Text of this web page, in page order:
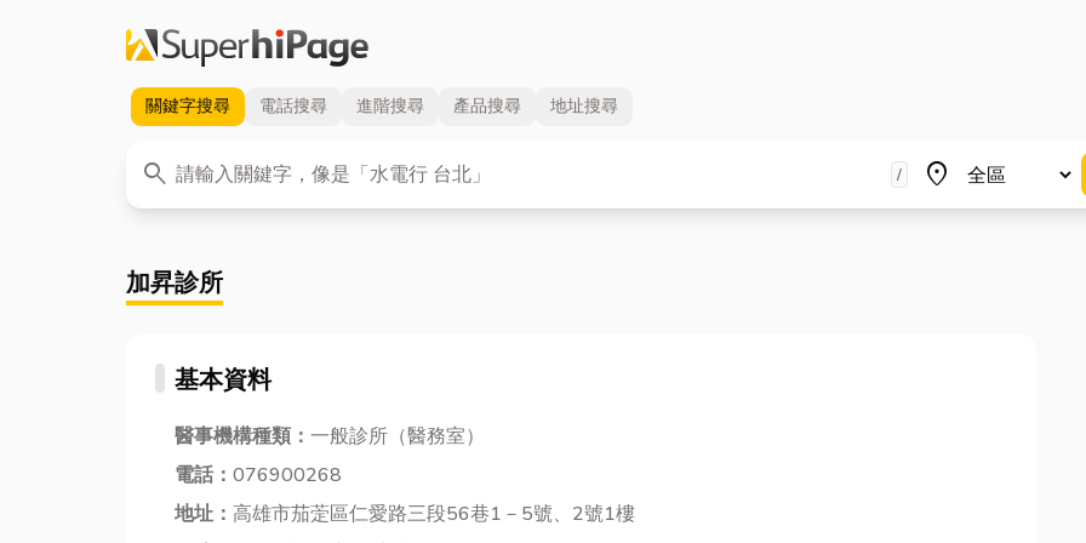
關鍵字搜尋 電話搜尋 進階搜尋 產品搜尋 地址搜尋
search
關鍵字 / place
地區
加昇診所
基本資料
醫事機構種類： 一般診所（醫務室）
電話： 076900268
地址： 高雄市茄萣區仁愛路三段56巷1－5號、2號1樓